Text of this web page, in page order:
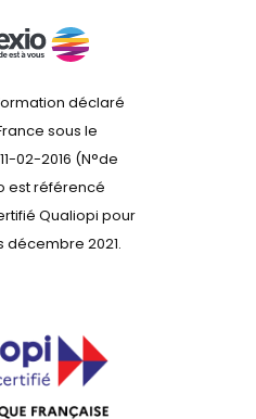
déclaré
sous le
02-2016 (N°de
est référencé
Qualiopi pour
2021.